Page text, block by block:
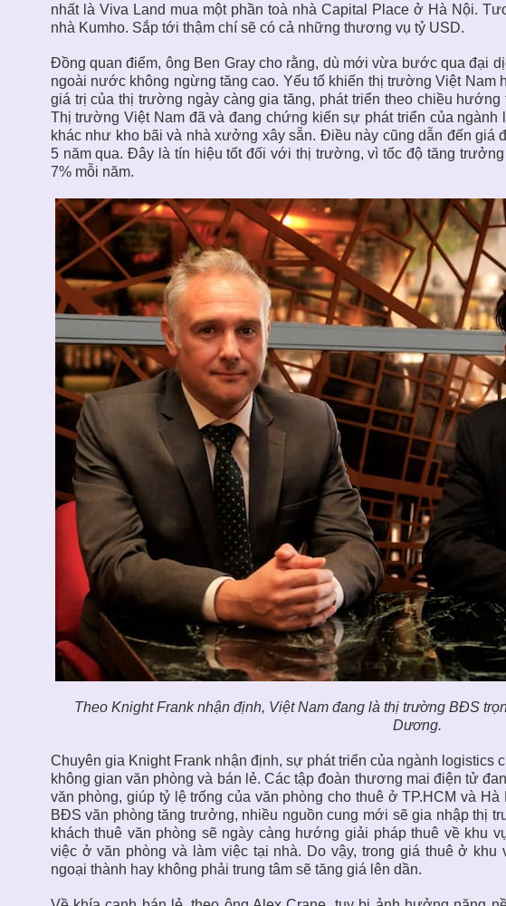
nhất là Viva Land mua một phần toà nhà Capital Place ở Hà Nội.
nhà Kumho. Sắp tới thậm chí sẽ có cả những thương vụ tỷ USD.
Đồng quan điểm, ông Ben Gray cho rằng, dù mới vừa bước qua đại
ngoài nước không ngừng tăng cao. Yếu tố khiến thị trường Việt Nam
giá trị của thị trường ngày càng gia tăng, phát triển theo chiều
Thị trường Việt Nam đã và đang chứng kiến sự phát triển của
khác như kho bãi và nhà xưởng xây sẵn. Điều này cũng dẫn đến giá
5 năm qua. Đây là tín hiệu tốt đối với thị trường, vì tốc độ tăng
7% mỗi năm.
Theo Knight Frank nhận định, Việt Nam đang là thị trường BĐS
Dương.
Chuyên gia Knight Frank nhận định, sự phát triển của ngành logistics
không gian văn phòng và bán lẻ. Các tập đoàn thương mai điện tử
văn phòng, giúp tỷ lệ trống của văn phòng cho thuê ở TP.HCM và
BĐS văn phòng tăng trưởng, nhiều nguồn cung mới sẽ gia nhập thị
khách thuê văn phòng sẽ ngày càng hướng giải pháp thuê về khu
việc ở văn phòng và làm việc tại nhà. Do vậy, trong giá thuê ở
ngoại thành hay không phải trung tâm sẽ tăng giá lên dần.